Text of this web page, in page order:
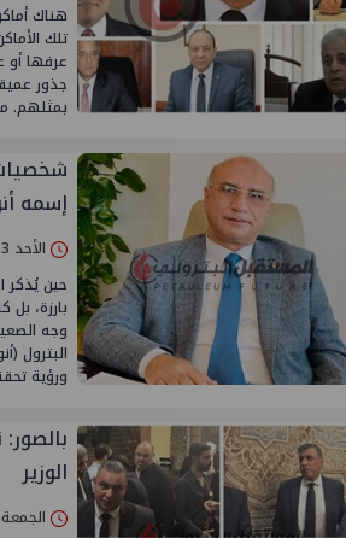
هناك
تلك
عرفها أو
جذور
بمثلهم.
إسمه
الأحد 03/أغسطس/2025 - 04:06 م
حين يُذكر
بارزة، بل
وجه
البترول
ورؤية
الوزير
الجمعة 01/أغسطس/2025 - 10:31 م